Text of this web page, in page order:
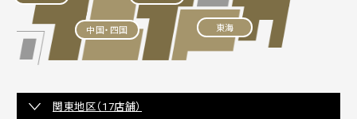
東海
中国・四国
関東地区（17店舗）